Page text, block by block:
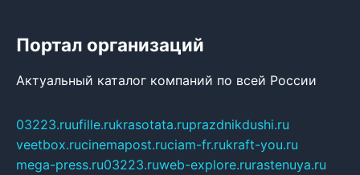
Портал организаций
Актуальный каталог компаний по всей России
03223.ruufille.rukrasotata.ruprazdnikdushi.ru
veetbox.rucinemapost.ruciam-fr.rukraft-you.ru
mega-press.ru03223.ruweb-explore.rurastenuya.ru